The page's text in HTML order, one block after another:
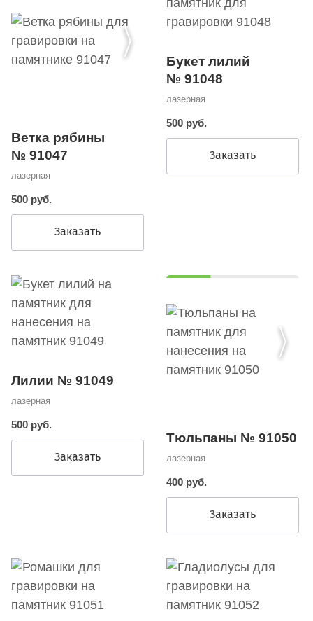
Ветка рябины
№ 91047
лазерная
500 руб.
Заказать
Букет лилий
№ 91048
лазерная
500 руб.
Заказать
Лилии № 91049
лазерная
500 руб.
Заказать
Тюльпаны № 91050
лазерная
400 руб.
Заказать